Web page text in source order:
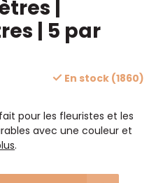
|
| 5 par
En stock (1860)
pour les fleuristes et les
avec une couleur et
.